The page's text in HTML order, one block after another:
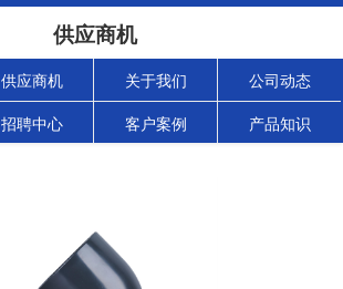
供应商机
供应商机 关于我们 公司动态
招聘中心 客户案例 产品知识